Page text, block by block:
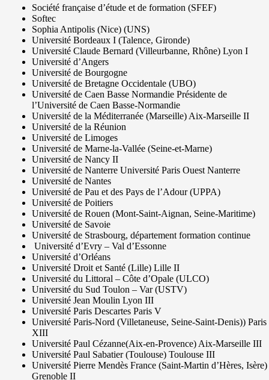
Société française d’étude et de formation (SFEF)
Softec
Sophia Antipolis (Nice) (UNS)
Université Bordeaux I (Talence, Gironde)
Université Claude Bernard (Villeurbanne, Rhône) Lyon I
Université d’Angers
Université de Bourgogne
Université de Bretagne Occidentale (UBO)
Université de Caen Basse Normandie Présidente de
l’Université de Caen Basse-Normandie
Université de la Méditerranée (Marseille) Aix-Marseille II
Université de la Réunion
Université de Limoges
Université de Marne-la-Vallée (Seine-et-Marne)
Université de Nancy II
Université de Nanterre Université Paris Ouest Nanterre
Université de Nantes
Université de Pau et des Pays de l’Adour (UPPA)
Université de Poitiers
Université de Rouen (Mont-Saint-Aignan, Seine-Maritime)
Université de Savoie
Université de Strasbourg, département formation continue
Université d’Evry – Val d’Essonne
Université d’Orléans
Université Droit et Santé (Lille) Lille II
Université du Littoral – Côte d’Opale (ULCO)
Université du Sud Toulon – Var (USTV)
Université Jean Moulin Lyon III
Université Paris Descartes Paris V
Université Paris-Nord (Villetaneuse, Seine-Saint-Denis)) Paris
XIII
Université Paul Cézanne(Aix-en-Provence) Aix-Marseille III
Université Paul Sabatier (Toulouse) Toulouse III
Université Pierre Mendès France (Saint-Martin d’Hères, Isère)
Grenoble II